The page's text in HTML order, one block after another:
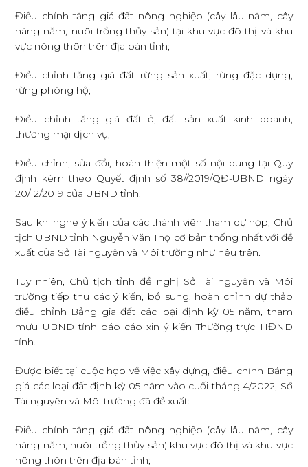
Điều chỉnh tăng giá đất nông nghiệp (cây lâu năm, cây
hàng năm, nuôi trồng thủy sản) tại khu vực đô thị và khu
vực nông thôn trên địa bàn tỉnh;
Điều chỉnh tăng giá đất rừng sản xuất, rừng đặc dụng,
rừng phòng hộ;
Điều chỉnh tăng giá đất ở, đất sản xuất kinh doanh,
thương mại dịch vụ;
Điều chỉnh, sửa đổi, hoàn thiện một số nội dung tại Quy
định kèm theo Quyết định số 38//2019/QĐ-UBND ngày
20/12/2019 của UBND tỉnh.
Sau khi nghe ý kiến của các thành viên tham dự họp, Chủ
tịch UBND tỉnh Nguyễn Văn Thọ cơ bản thống nhất với đề
xuất của Sở Tài nguyên và Môi trường như nêu trên.
Tuy nhiên, Chủ tịch tỉnh đề nghị Sở Tài nguyên và Môi
trường tiếp thu các ý kiến, bồ sung, hoàn chỉnh dự thảo
điều chỉnh Bảng gia đất các loại định kỳ 05 năm, tham
mưu UBND tỉnh báo cáo xin ý kiến Thường trực HĐND
tỉnh.
Được biết tại cuộc họp về việc xây dựng, điều chỉnh Bảng
giá các loại đất định kỳ 05 năm vào cuối tháng 4/2022, Sở
Tài nguyên và Môi trường đã đề xuất:
Điều chỉnh tăng giá đất nông nghiệp (cây lâu năm, cây
hàng năm, nuôi trồng thủy sản) khu vực đô thị và khu vực
nông thôn trên địa bàn tỉnh;